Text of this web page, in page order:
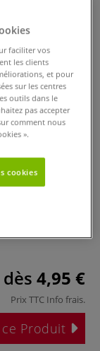
dès 4,95 €
Prix TTC Info frais.
Produit
faciliter vos
les clients
et pour
sur les centres
outils dans le
pas accepter
comment nous
».
cookies